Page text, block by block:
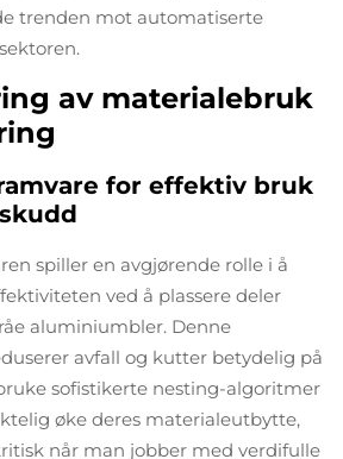
trenden mot automatiserte
av materialebruk
for effektiv bruk
spiller en avgjørende rolle i å
ved å plassere deler
aluminiumbler. Denne
avfall og kutter betydelig på
sofistikerte nesting-algoritmer
øke deres materialeutbytte,
når man jobber med verdifulle